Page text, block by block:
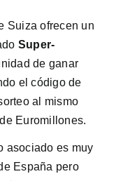
Suiza ofrecen un
Super-
de ganar
el código de
al mismo
Euromillones.
asociado es muy
España pero